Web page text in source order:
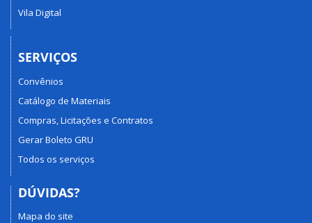
Vila Digital
SERVIÇOS
Convênios
Catálogo de Materiais
Compras, Licitações e Contratos
Gerar Boleto GRU
Todos os serviços
DÚVIDAS?
Mapa do site